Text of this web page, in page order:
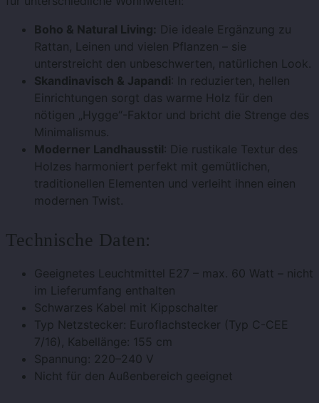
Boho & Natural Living: Die ideale Ergänzung zu
Rattan, Leinen und vielen Pflanzen – sie
unterstreicht den unbeschwerten, natürlichen Look.
Skandinavisch & Japandi: In reduzierten, hellen
Einrichtungen sorgt das warme Holz für den
nötigen „Hygge“-Faktor und bricht die Strenge des
Minimalismus.
Moderner Landhausstil: Die rustikale Textur des
Holzes harmoniert perfekt mit gemütlichen,
traditionellen Elementen und verleiht ihnen einen
modernen Twist.
Technische Daten:
Geeignetes Leuchtmittel E27 – max. 60 Watt – nicht
im Lieferumfang enthalten
Schwarzes Kabel mit Kippschalter
Typ Netzstecker: Euroflachstecker (Typ C-CEE
7/16), Kabellänge: 155 cm
Spannung: 220–240 V
Nicht für den Außenbereich geeignet